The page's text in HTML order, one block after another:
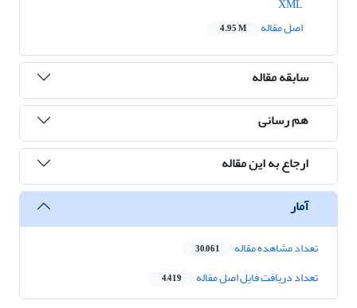
اصل مقاله
4.95 M
سابقه مقاله
هم رسانی
ارجاع به این مقاله
آمار
تعداد مشاهده مقاله 30,061
تعداد دریافت فایل اصل مقاله 4,419